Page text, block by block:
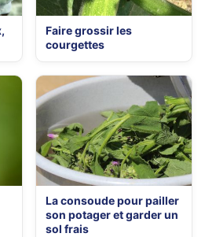
Faire grossir les
courgettes
La consoude pour pailler
son potager et garder un
sol frais